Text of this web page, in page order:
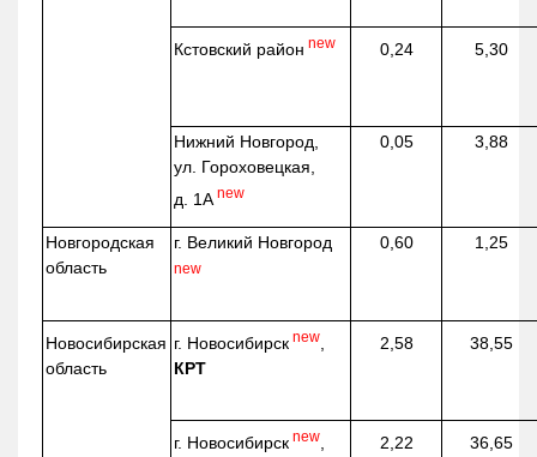
Кстовский район new 0,24 5,30
Нижний Новгород,
ул. Гороховецкая,
д. 1А new
0,05 3,88
Новгородская
область
г. Великий Новгород
new
0,60 1,25
Новосибирская
область
г. Новосибирск new
КРТ
2,58 38,55
г. Новосибирск new 2,22 36,65